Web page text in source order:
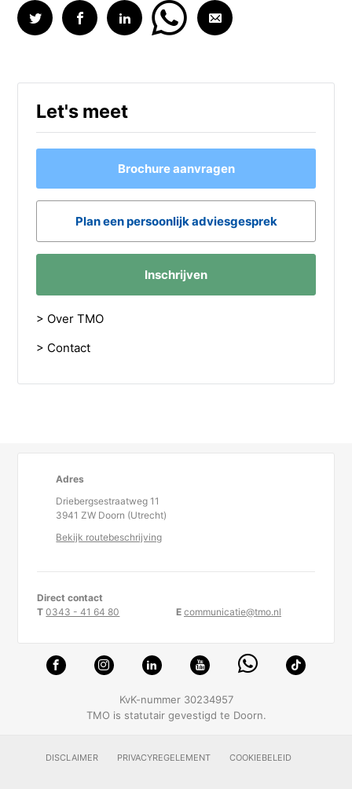
Let's meet
Brochure aanvragen
Plan een persoonlijk adviesgesprek
Inschrijven
> Over TMO
> Contact
Adres
Driebergsestraatweg 11
3941 ZW Doorn (Utrecht)
Bekijk routebeschrijving
Direct contact
T0343 - 41 64 80 E communicatie@tmo.nl
KvK-nummer 30234957
TMO is statutair gevestigd te Doorn.
DISCLAIMER PRIVACYREGELEMENT COOKIEBELEID